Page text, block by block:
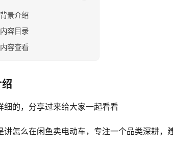
背景介绍
内容目录
内容查看
细的，分享过来给大家一起看看
讲怎么在闲鱼卖电动车，专注一个品类深耕，